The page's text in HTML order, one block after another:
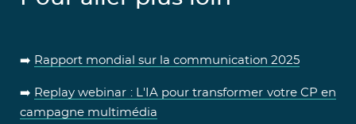
➡️ Rapport mondial sur la communication 2025
➡️ Replay webinar : L'IA pour transformer votre CP en
campagne multimédia